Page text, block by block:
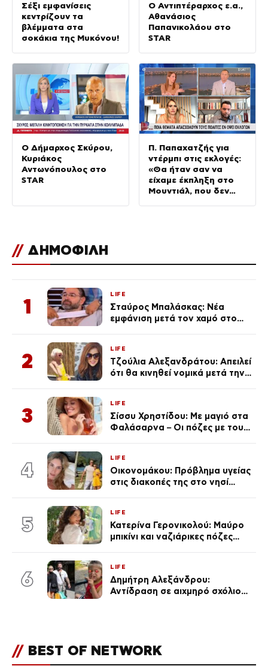
Σέξι εμφανίσεις
κεντρίζουν τα
βλέμματα στα
σοκάκια της Μυκόνου!
Ο Αντιπτέραρχος ε.α.,
Αθανάσιος
Παπανικολάου στο
STAR
Ο Δήμαρχος Σκύρου,
Κυριάκος
Αντωνόπουλος στο
STAR
Π. Παπαχατζής για
ντέρμπι στις εκλογές:
«Θα ήταν σαν να
είχαμε έκπληξη στο
Μουντιάλ, που δεν
// ΔΗΜΟΦΙΛΗ
1
LIFE
Σταύρος Μπαλάσκας: Νέα
εμφάνιση μετά τον χαμό στο
2
LIFE
Τζούλια Αλεξανδράτου: Απειλεί
ότι θα κινηθεί νομικά μετά την
3
LIFE
Σίσσυ Χρηστίδου: Με μαγιό στα
Φαλάσαρνα – Οι πόζες με τους
4
LIFE
Οικονομάκου: Πρόβλημα υγείας
στις διακοπές της στο νησί
5
LIFE
Κατερίνα Γερονικολού: Μαύρο
μπικίνι και ναζιάρικες πόζες
6
LIFE
Δημήτρη Αλεξάνδρου:
Αντίδραση σε αιχμηρό σχόλιο
// BEST OF NETWORK